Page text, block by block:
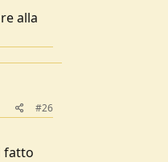
alla
#26
fatto